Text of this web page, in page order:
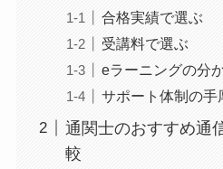
合格実績で選ぶ
受講料で選ぶ
eラーニングの分
サポート体制の手
通関士のおすすめ通
較